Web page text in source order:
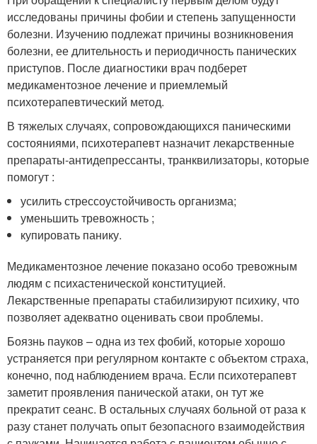
исследованы причины фобии и степень запущенности
болезни. Изучению подлежат причины возникновения
болезни, ее длительность и периодичность панических
приступов. После диагностики врач подберет
медикаментозное лечение и приемлемый
психотерапевтический метод.
В тяжелых случаях, сопровождающихся паническими
состояниями, психотерапевт назначит лекарственные
препараты-антидепрессанты, транквилизаторы, которые
помогут :
усилить стрессоустойчивость организма;
уменьшить тревожность ;
купировать панику.
Медикаментозное лечение показано особо тревожным
людям с психастенической конституцией.
Лекарственные препараты стабилизируют психику, что
позволяет адекватно оценивать свои проблемы.
Боязнь пауков – одна из тех фобий, которые хорошо
устраняется при регулярном контакте с объектом страха,
конечно, под наблюдением врача. Если психотерапевт
заметит проявления панической атаки, он тут же
прекратит сеанс. В остальных случаях больной от раза к
разу станет получать опыт безопасного взаимодействия